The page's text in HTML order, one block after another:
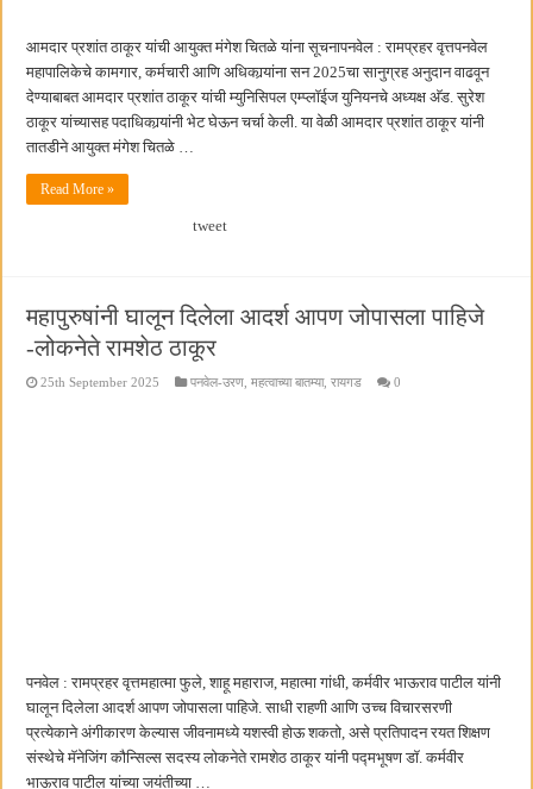
आमदार प्रशांत ठाकूर यांची आयुक्त मंगेश चितळे यांना सूचनापनवेल : रामप्रहर वृत्तपनवेल
महापालिकेचे कामगार, कर्मचारी आणि अधिकार्‍यांना सन 2025चा सानुग्रह अनुदान वाढवून
देण्याबाबत आमदार प्रशांत ठाकूर यांची म्युनिसिपल एम्प्लॉईज युनियनचे अध्यक्ष अ‍ॅड. सुरेश
ठाकूर यांच्यासह पदाधिकार्‍यांनी भेट घेऊन चर्चा केली. या वेळी आमदार प्रशांत ठाकूर यांनी
तातडीने आयुक्त मंगेश चितळे …
Read More »
tweet
महापुरुषांनी घालून दिलेला आदर्श आपण जोपासला पाहिजे
-लोकनेते रामशेठ ठाकूर
25th September 2025 पनवेल-उरण ,महत्वाच्या बातम्या,रायगड 0
पनवेल : रामप्रहर वृत्तमहात्मा फुले, शाहू महाराज, महात्मा गांधी, कर्मवीर भाऊराव पाटील यांनी
घालून दिलेला आदर्श आपण जोपासला पाहिजे. साधी राहणी आणि उच्च विचारसरणी
प्रत्येकाने अंगीकारण केल्यास जीवनामध्ये यशस्वी होऊ शकतो, असे प्रतिपादन रयत शिक्षण
संस्थेचे मॅनेजिंग कौन्सिल्स सदस्य लोकनेते रामशेठ ठाकूर यांनी पद्मभूषण डॉ. कर्मवीर
भाऊराव पाटील यांच्या जयंतीच्या …